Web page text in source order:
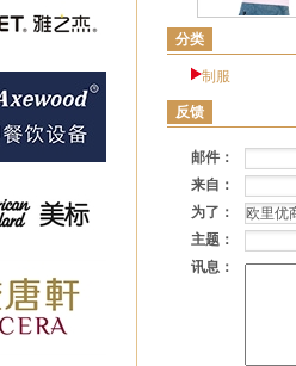
分类
制服
反馈
邮件：
来自：
为了：
主题：
讯息：